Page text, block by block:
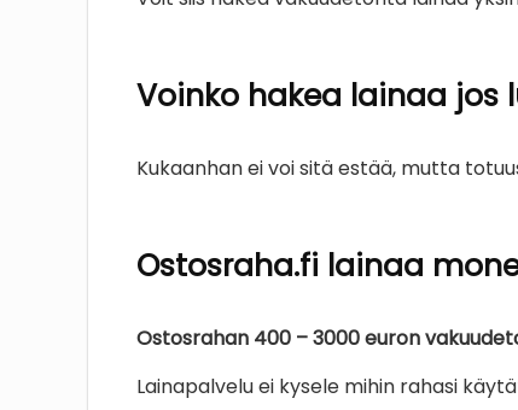
Voinko hakea lainaa
Kukaanhan ei voi sitä estää, mutta
Ostosraha.fi lainaa
Ostosrahan 400 – 3000 euron
Lainapalvelu ei kysele mihin rahasi